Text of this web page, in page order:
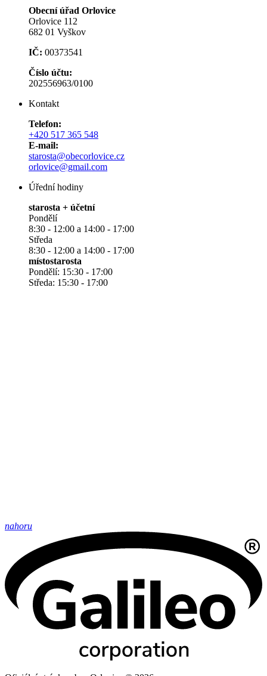
Obecní úřad Orlovice
Orlovice 112
682 01 Vyškov
IČ: 00373541
Číslo účtu:
202556963/0100
Kontakt
Telefon:
+420 517 365 548
E-mail:
starosta@obecorlovice.cz
orlovice@gmail.com
Úřední hodiny
starosta + účetní
Pondělí
8:30 - 12:00 a 14:00 - 17:00
Středa
8:30 - 12:00 a 14:00 - 17:00
místostarosta
Pondělí: 15:30 - 17:00
Středa: 15:30 - 17:00
nahoru